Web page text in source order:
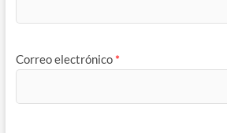
Correo electrónico *